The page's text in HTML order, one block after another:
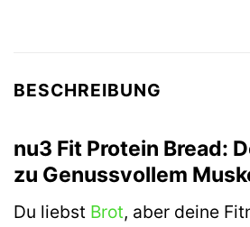
BESCHREIBUNG
nu3 Fit Protein Bread:
zu Genussvollem
Du liebst Brot, aber deine